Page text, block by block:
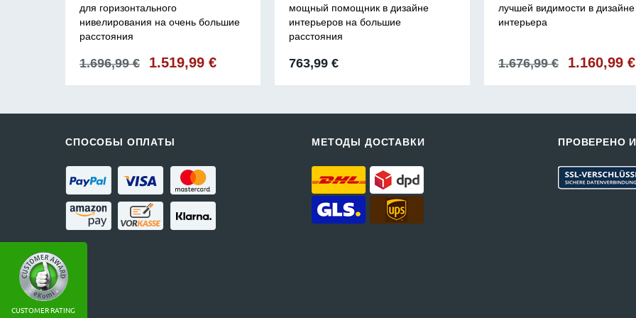
для горизонтального
нивелирования на очень большие
расстояния
1.696,99€
Первоначальная
1.519,99 €Текущая
мощный помощник в дизайне
интерьеров на большие
расстояния
763,99 €
лучшей видимости в дизайне
интерьера
1.676,99€ 1.160,99 €
СПОСОБЫ ОПЛАТЫ МЕТОДЫ ДОСТАВКИ ПРОВЕРЕНО
CUSTOMER RATING